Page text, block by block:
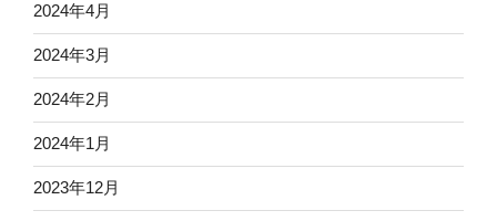
2024年4月
2024年3月
2024年2月
2024年1月
2023年12月